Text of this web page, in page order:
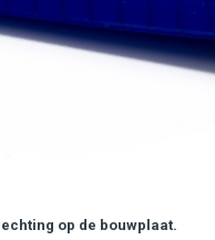
op de bouwplaat.